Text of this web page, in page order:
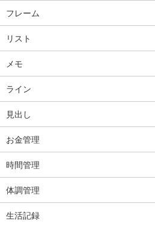
フレーム
リスト
メモ
ライン
見出し
お金管理
時間管理
体調管理
生活記録